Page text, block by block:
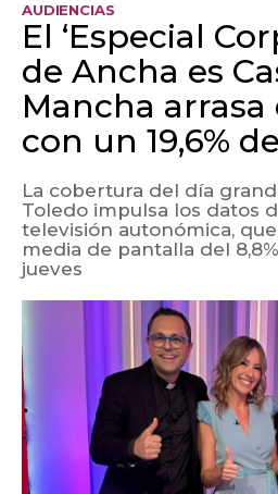
AUDIENCIAS
El ‘Especial
de Ancha es
Mancha arrasa
con un 19,6%
La cobertura del día
Toledo impulsa los datos
televisión autonómica,
media de pantalla del
jueves